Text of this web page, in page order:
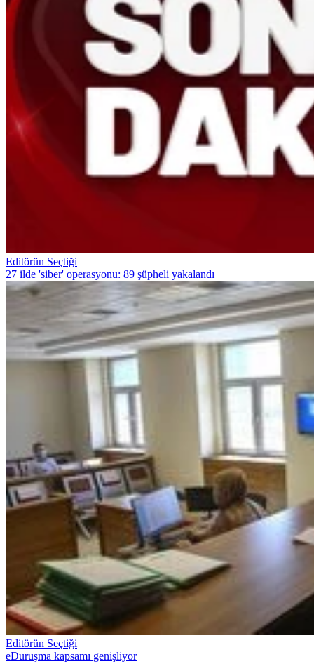
Editörün Seçtiği
27 ilde 'siber' operasyonu: 89 şüpheli yakalandı
Editörün Seçtiği
eDuruşma kapsamı genişliyor